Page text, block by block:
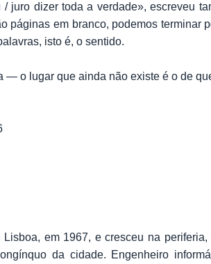
juro dizer toda a verdade», escreveu
páginas em branco, podemos terminar
isto é, o sentido.
— o lugar que ainda não existe é o de
Lisboa, em 1967, e cresceu na
da cidade. Engenheiro